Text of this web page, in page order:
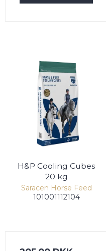
H&P Cooling Cubes
20 kg
Saracen Horse Feed
101001112104